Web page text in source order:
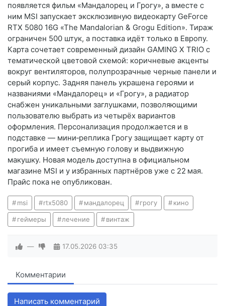
появляется фильм «Мандалорец и Грогу», а вместе с
ним MSI запускает эксклюзивную видеокарту GeForce
RTX 5080 16G «The Mandalorian & Grogu Edition». Тираж
ограничен 500 штук, а поставка идёт только в Европу.
Карта сочетает современный дизайн GAMING X TRIO с
тематической цветовой схемой: коричневые акценты
вокруг вентиляторов, полупрозрачные черные панели и
серый корпус. Задняя панель украшена героями и
названиями «Мандалорец» и «Грогу», а радиатор
снабжен уникальными заглушками, позволяющими
пользователю выбрать из четырёх вариантов
оформления. Персонализация продолжается и в
подставке — мини‑реплика Грогу защищает карту от
прогиба и имеет съемную голову и выдвижную
макушку. Новая модель доступна в официальном
магазине MSI и у избранных партнёров уже с 22 мая.
Прайс пока не опубликован.
msi rtx5080 мандалорец грогу кино
геймеры лечение винтаж
— 17.05.2026 03:35
Комментарии
Написать комментарий